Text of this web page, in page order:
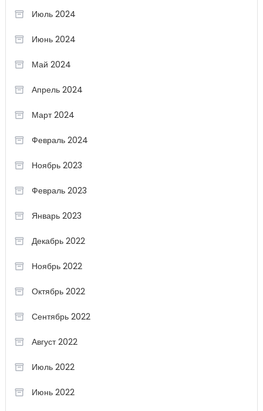
Июль 2024
Июнь 2024
Май 2024
Апрель 2024
Март 2024
Февраль 2024
Ноябрь 2023
Февраль 2023
Январь 2023
Декабрь 2022
Ноябрь 2022
Октябрь 2022
Сентябрь 2022
Август 2022
Июль 2022
Июнь 2022